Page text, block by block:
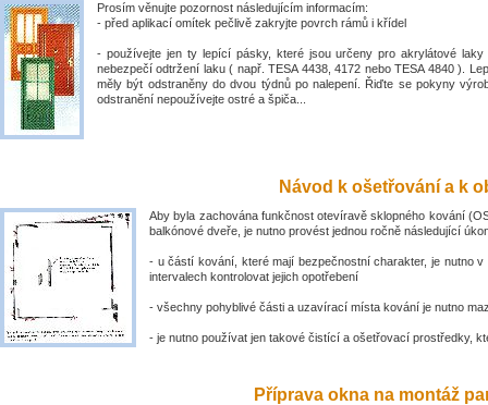
Prosím věnujte pozornost následujícím informacím:
- před aplikací omítek pečlivě zakryjte povrch rámů i křídel
- používejte jen ty lepící pásky, které jsou určeny pro akrylátové
nebezpečí odtržení laku ( např. TESA 4438, 4172 nebo TESA 4840 ).
měly být odstraněny do dvou týdnů po nalepení. Řiďte se pokyny
odstranění nepoužívejte ostré a špiča...
Návod k ošetřování a k
Aby byla zachována funkčnost otevíravě sklopného kování
balkónové dveře, je nutno provést jednou ročně následující
- u částí kování, které mají bezpečnostní charakter, je nutno v
intervalech kontrolovat jejich opotřebení
- všechny pohyblivé části a uzavírací místa kování je nutno
- je nutno používat jen takové čistící a ošetřovací prostředky,
Příprava okna na montáž